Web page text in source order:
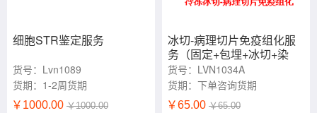
细胞STR鉴定服务
货号：Lvn1089
货期：1-2周货期
￥1000.00 ￥1000.00
冰切-病理切片免疫组化服
务（固定+包埋+冰切+染
色）
货号：LVN1034A
货期：下单咨询货期
￥65.00 ￥65.00